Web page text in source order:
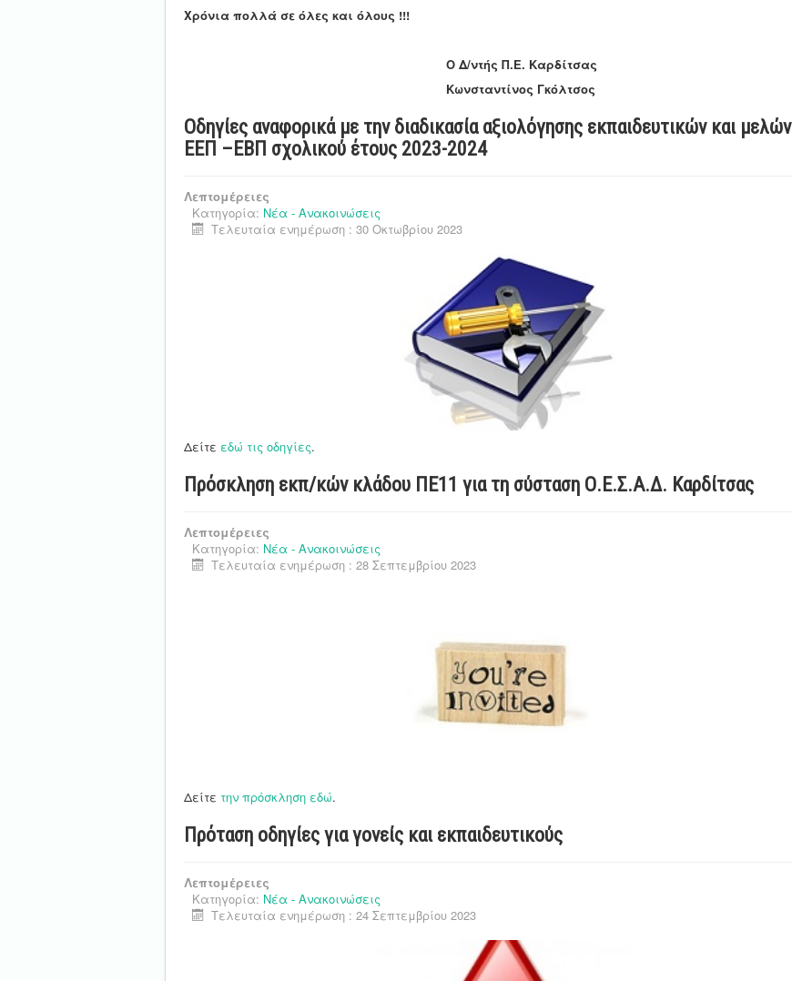
Χρόνια πολλά σε όλες και όλους !!!
Ο Δ/ντής Π.Ε. Καρδίτσας
Κωνσταντίνος Γκόλτσος
Οδηγίες αναφορικά με την διαδικασία αξιολόγησης εκπαιδευτικών και μελών
ΕΕΠ –ΕΒΠ σχολικού έτους 2023-2024
Λεπτομέρειες
Κατηγορία: Νέα - Ανακοινώσεις
Τελευταία ενημέρωση : 30 Οκτωβρίου 2023
Δείτε εδώ τις οδηγίες.
Πρόσκληση εκπ/κών κλάδου ΠΕ11 για τη σύσταση Ο.Ε.Σ.Α.Δ. Καρδίτσας
Λεπτομέρειες
Κατηγορία: Νέα - Ανακοινώσεις
Τελευταία ενημέρωση : 28 Σεπτεμβρίου 2023
Δείτε την πρόσκληση εδώ.
Πρόταση οδηγίες για γονείς και εκπαιδευτικούς
Λεπτομέρειες
Κατηγορία: Νέα - Ανακοινώσεις
Τελευταία ενημέρωση : 24 Σεπτεμβρίου 2023